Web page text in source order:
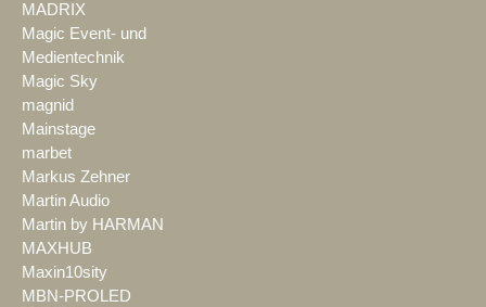
MADRIX
Magic Event- und
Medientechnik
Magic Sky
magnid
Mainstage
marbet
Markus Zehner
Martin Audio
Martin by HARMAN
MAXHUB
Maxin10sity
MBN-PROLED